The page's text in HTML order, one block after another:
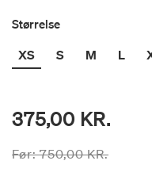
Størrelse
XS
S M L
375,00 KR.
Prisen er nedsat fra
Før:750,00 KR.til